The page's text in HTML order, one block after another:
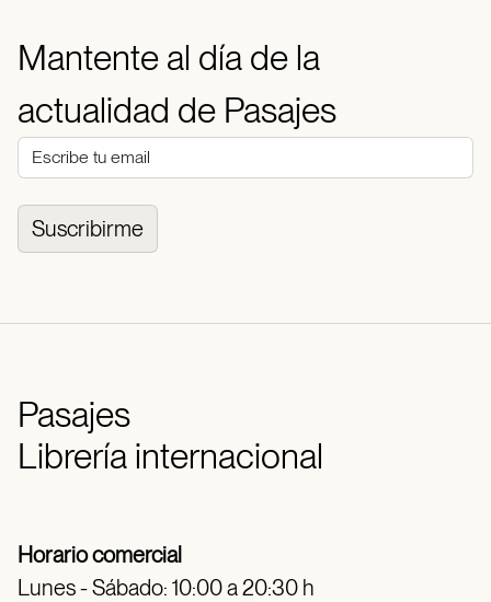
Mantente al día de la
actualidad de Pasajes
Suscribirme
Pasajes
Librería internacional
Horario comercial
Lunes - Sábado: 10:00 a 20:30 h